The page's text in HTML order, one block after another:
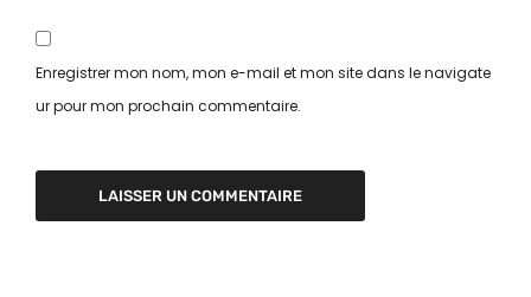
Enregistrer mon nom, mon e-mail et mon site dans le navigate
ur pour mon prochain commentaire.